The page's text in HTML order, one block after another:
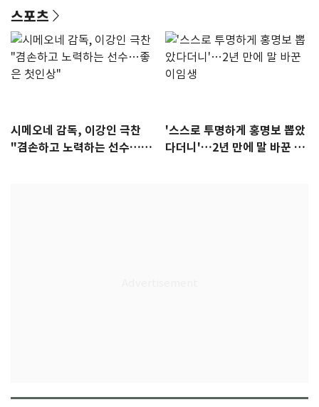
스포츠
시메오네 감독, 이강인 극찬
"겸손하고 노력하는 선수…좋
'스스로 투명하게 홍명보 뽑았
다더니'…2년 만에 말 바꾼 이